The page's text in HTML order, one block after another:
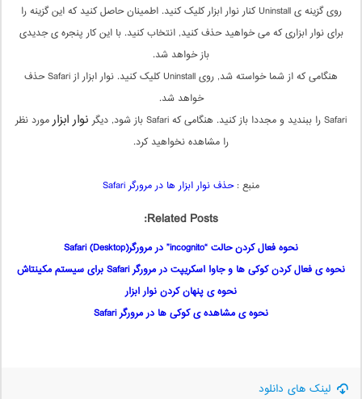
روی گزینه ی Uninstall کنار نوار ابزار کلیک کنید. اطمینان حاصل کنید که این گزینه را
برای نوار ابزاری که می خواهید حذف کنید, انتخاب کنید. با این کار پنجره ی جدیدی
باز خواهد شد.
هنگامی که از شما خواسته شد, روی Uninstall کلیک کنید. نوار ابزار از Safari حذف
خواهد شد.
Safari را ببندید و مجددا باز کنید. هنگامی که Safari باز شود, دیگر
نوار ابزارمورد نظر
را مشاهده نخواهید کرد.
منبع :حذف نوار ابزار ها در مرورگر Safari
Related Posts:
نحوه فعال کردن حالت “incognito” در مرورگر(Safari (Desktop
نحوه ی فعال کردن کوکی ها و جاوا اسکریپت در مرورگر Safari برای سیستم مکینتاش
نحوه ی پنهان کردن نوار ابزار
نحوه ی مشاهده ی کوکی ها در مرورگر Safari
لینک های دانلود